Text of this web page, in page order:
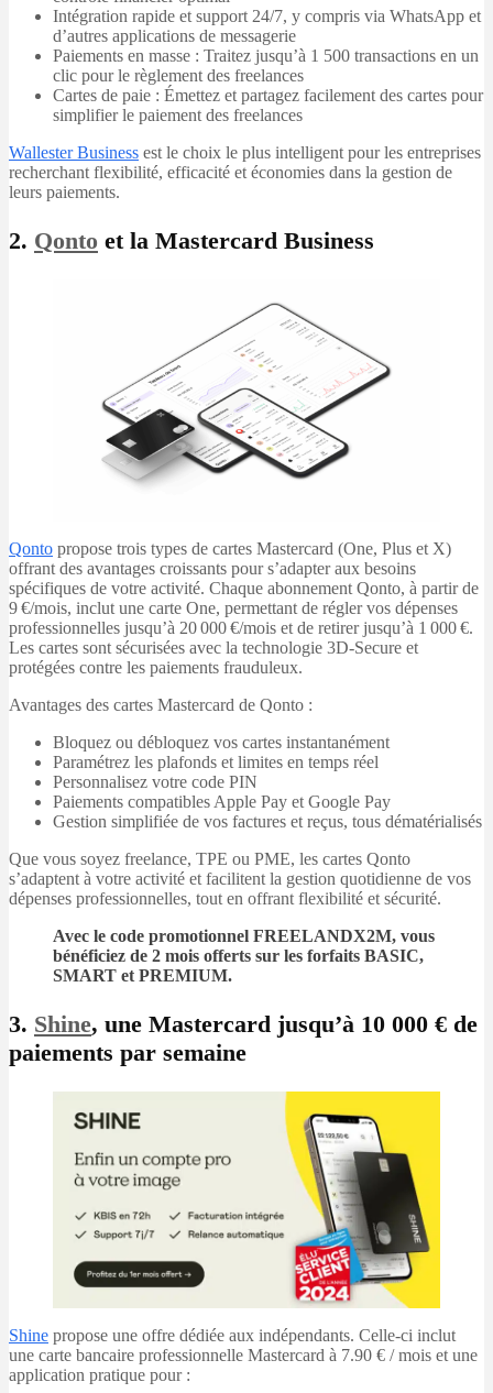
Intégration rapide et support 24/7, y compris via WhatsApp et
d’autres applications de messagerie
Paiements en masse : Traitez jusqu’à 1 500 transactions en un
clic pour le règlement des freelances
Cartes de paie : Émettez et partagez facilement des cartes pour
simplifier le paiement des freelances
Wallester Business est le choix le plus intelligent pour les entreprises
recherchant flexibilité, efficacité et économies dans la gestion de
leurs paiements.
2. Qonto et la Mastercard Business
Qonto propose trois types de cartes Mastercard (One, Plus et X)
offrant des avantages croissants pour s’adapter aux besoins
spécifiques de votre activité. Chaque abonnement Qonto, à partir de
9 €/mois, inclut une carte One, permettant de régler vos dépenses
professionnelles jusqu’à 20 000 €/mois et de retirer jusqu’à 1 000 €.
Les cartes sont sécurisées avec la technologie 3D-Secure et
protégées contre les paiements frauduleux.
Avantages des cartes Mastercard de Qonto :
Bloquez ou débloquez vos cartes instantanément
Paramétrez les plafonds et limites en temps réel
Personnalisez votre code PIN
Paiements compatibles Apple Pay et Google Pay
Gestion simplifiée de vos factures et reçus, tous dématérialisés
Que vous soyez freelance, TPE ou PME, les cartes Qonto
s’adaptent à votre activité et facilitent la gestion quotidienne de vos
dépenses professionnelles, tout en offrant flexibilité et sécurité.
Avec le code promotionnel FREELANDX2M, vous
bénéficiez de 2 mois offerts sur les forfaits BASIC,
SMART et PREMIUM.
3. Shine, une Mastercard jusqu’à 10 000 € de
paiements par semaine
Shine propose une offre dédiée aux indépendants. Celle-ci inclut
une carte bancaire professionnelle Mastercard à 7.90 € / mois et une
application pratique pour :